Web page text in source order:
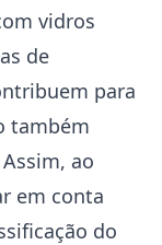
vidros
de
para
também
ao
em conta
do